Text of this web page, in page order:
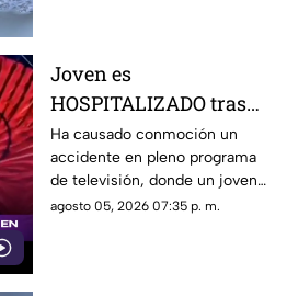
Joven es
HOSPITALIZADO tras
caer desde 8 metros de
altura en programa de
televisión (+VIDEO)
Ha causado conmoción un
accidente en pleno programa
de televisión, donde un joven
sufrió una caída y terminó
agosto 05, 2026 07:35 p. m.